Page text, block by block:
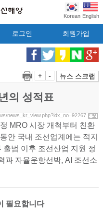
Korean English
로그인 회원가입
+ - 뉴스 스크랩
의 성적표
news_kr_view.php?idx_no=92267
MRO 시장 개척부터 친환
안 국내 조선업계에는 적지
범 이후 조선산업 지원 정
과 자율운항선박, AI 조선소
필요합니다